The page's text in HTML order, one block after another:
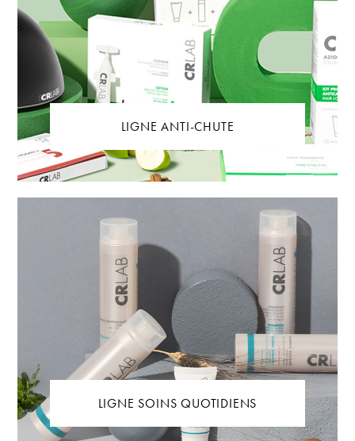
LIGNE ANTI-CHUTE
LIGNE SOINS QUOTIDIENS